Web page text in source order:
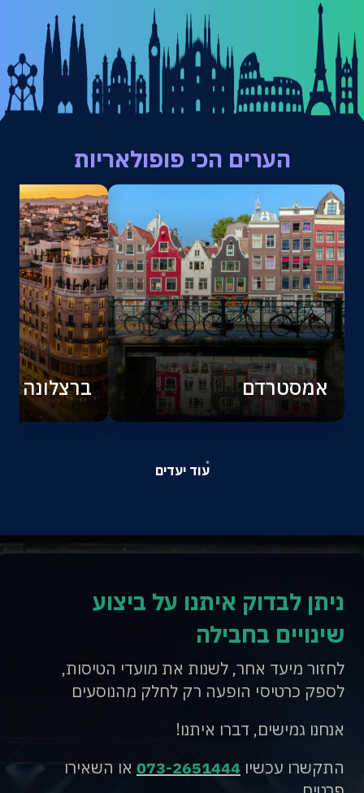
הערים הכי פופולאריות
אמסטרדם ברצלונה
עוד יעדים
ניתן לבדוק איתנו על ביצוע
שינויים בחבילה
לחזור מיעד אחר, לשנות את מועדי הטיסות,
לספק כרטיסי הופעה רק לחלק מהנוסעים
אנחנו גמישים, דברו איתנו!
התקשרו עכשיו 073-2651444 או השאירו